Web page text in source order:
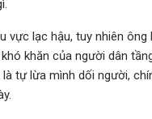
vực lạc hậu, tuy nhiên
khăn của người dân
tự lừa mình dối người,